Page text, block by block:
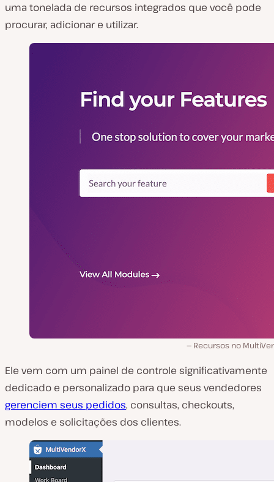
uma tonelada de recursos integrados que você pode
procurar, adicionar e utilizar.
Recursos no
Ele vem com um painel de controle significativamente
dedicado e personalizado para que seus vendedores
gerenciem seus pedidos, consultas, checkouts,
modelos e solicitações dos clientes.